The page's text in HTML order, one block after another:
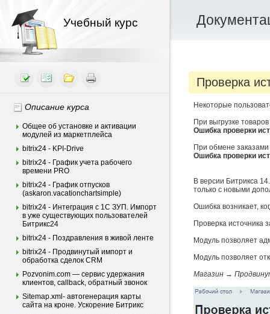
Учебный курс
Проверка
Описание курса
Общее об установке и активации
модулей из маркетплейса
bitrix24 - KPI-Drive
bitrix24 - График учета рабочего
времени PRO
bitrix24 - График отпусков
(askaron.vacationchartsimple)
bitrix24 - Интеграция c 1С ЗУП. Импорт
в уже существующих пользователей
Битрикс24
bitrix24 - Поздравления в живой ленте
bitrix24 - Продвинутый импорт и
обработка сделок CRM
Pozvonim.com — сервис удержания
клиентов, callback, обратный звонок
Sitemap.xml- автогенерация карты
сайта на кроне. Ускорение Битрикс
Некоторые
При выгрузке товаров
Ошибка проверки
При обмене заказами
Ошибка проверки
В версии Битрикса
только с новыми
Ошибка возникает,
Проверка источника
Модуль позволяет
Модуль позволяет
Магазин →